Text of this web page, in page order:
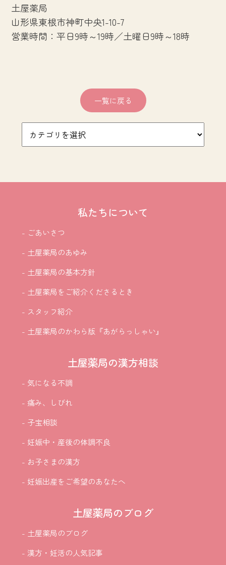
土屋薬局
山形県東根市神町中央1-10-7
営業時間：平日9時～19時／土曜日9時～18時
一覧に戻る
私たちについて
- ごあいさつ
- 土屋薬局のあゆみ
- 土屋薬局の基本方針
- 土屋薬局をご紹介くださるとき
- スタッフ紹介
- 土屋薬局のかわら版『あがらっしゃい』
土屋薬局の漢方相談
- 気になる不調
- 痛み、しびれ
- 子宝相談
- 妊娠中・産後の体調不良
- お子さまの漢方
- 妊娠出産をご希望のあなたへ
土屋薬局のブログ
- 土屋薬局のブログ
- 漢方・妊活の人気記事